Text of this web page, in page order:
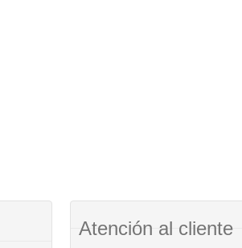
Atención al cliente